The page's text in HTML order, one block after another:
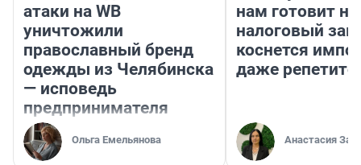
атаки на WB
уничтожили
православный бренд
одежды из Челябинска
— исповедь
предпринимателя
Ольга Емельянова
нам готовит
налоговый
коснется
даже
Анастасия